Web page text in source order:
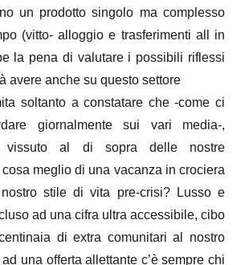
un prodotto singolo ma complesso
(vitto- alloggio e trasferimenti all in
la pena di valutare i possibili riflessi
avere anche su questo settore
soltanto a constatare che -come ci
giornalmente sui vari media-,
vissuto al di sopra delle nostre
meglio di una vacanza in crociera
stile di vita pre-crisi? Lusso e
ad una cifra ultra accessibile, cibo
di extra comunitari al nostro
una offerta allettante c’è sempre chi